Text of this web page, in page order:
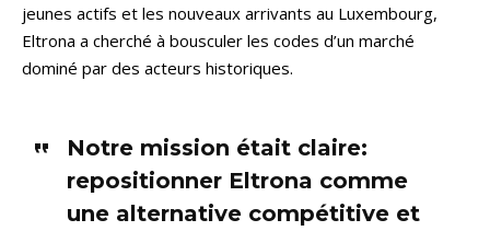
jeunes actifs et les nouveaux arrivants au Luxembourg,
Eltrona a cherché à bousculer les codes d’un marché
dominé par des acteurs historiques.
Notre mission était claire:
repositionner Eltrona comme
une alternative compétitive et